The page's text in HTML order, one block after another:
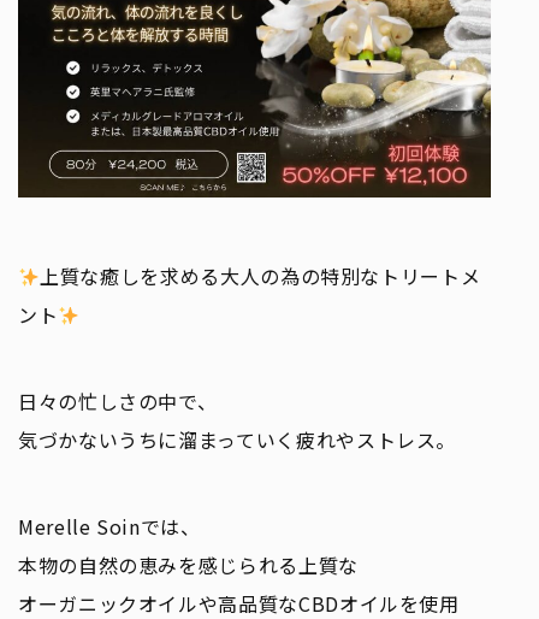
上質な癒しを求める大人の為の特別なトリートメ
ント
日々の忙しさの中で、
気づかないうちに溜まっていく疲れやストレス。
Merelle Soinでは、
本物の自然の恵みを感じられる上質な
オーガニックオイルや高品質なCBDオイルを使用